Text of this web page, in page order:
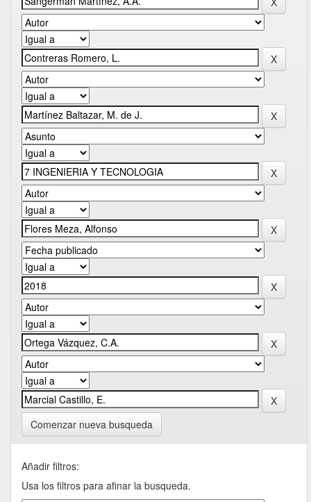
Comenzar nueva busqueda
Añadir filtros:
Usa los filtros para afinar la busqueda.